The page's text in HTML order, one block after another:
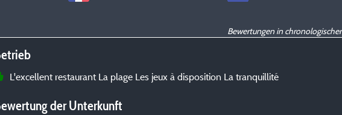
Bewertungen in
L'excellent restaurant La plage Les jeux à disposition La tranquillité
der Unterkunft